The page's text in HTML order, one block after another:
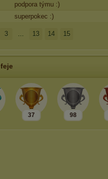
podpora týmu :)
superpokec :)
3 ... 13 14 15
37 98